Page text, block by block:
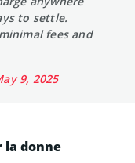
to settle.
fees and
9, 2025
la donne